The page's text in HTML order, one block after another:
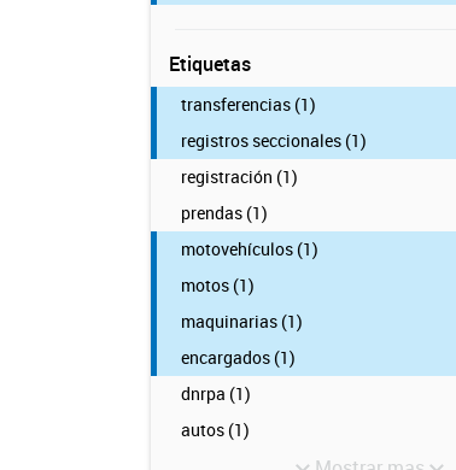
Etiquetas
transferencias (1)
registros seccionales (1)
registración (1)
prendas (1)
motovehículos (1)
motos (1)
maquinarias (1)
encargados (1)
dnrpa (1)
autos (1)